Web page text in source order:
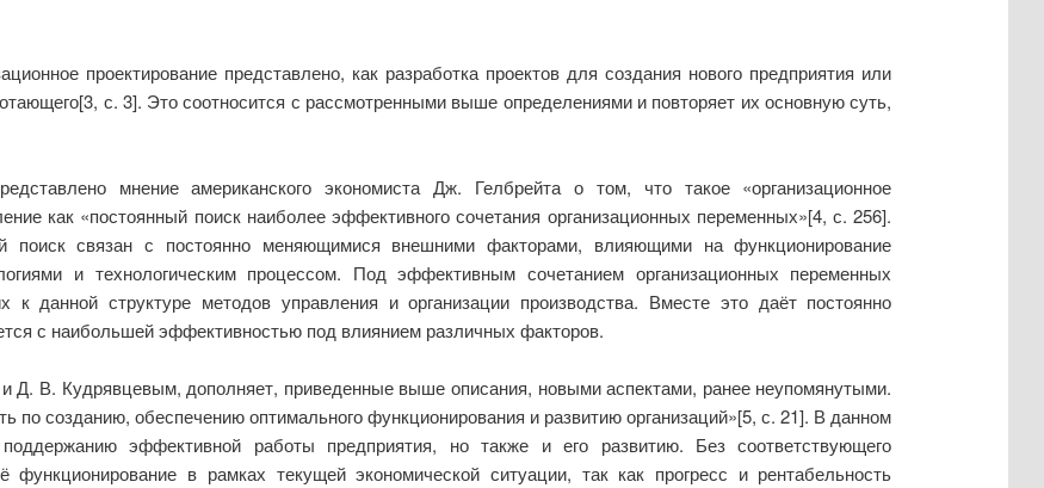
проектирование представлено, как разработка проектов для создания нового предприятия или
с. 3]. Это соотносится с рассмотренными выше определениями и повторяет их основную суть,
мнение американского экономиста Дж. Гелбрейта о том, что такое «организационное
как «постоянный поиск наиболее эффективного сочетания организационных переменных»[4, с. 256].
поиск связан с постоянно меняющимися внешними факторами, влияющими на функционирование
и технологическим процессом. Под эффективным сочетанием организационных переменных
данной структуре методов управления и организации производства. Вместе это даёт постоянно
с наибольшей эффективностью под влиянием различных факторов.
В. Кудрявцевым, дополняет, приведенные выше описания, новыми аспектами, ранее неупомянутыми.
по созданию, обеспечению оптимального функционирования и развитию организаций»[5, с. 21]. В данном
эффективной работы предприятия, но также и его развитию. Без соответствующего
функционирование в рамках текущей экономической ситуации, так как прогресс и рентабельность